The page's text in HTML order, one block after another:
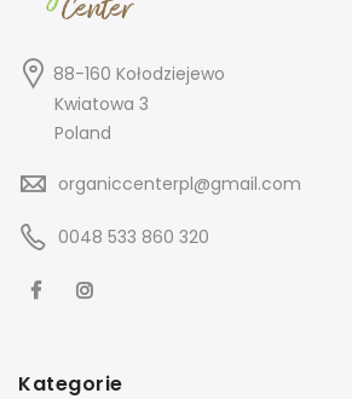
88-160 Kołodziejewo
Kwiatowa 3
Poland
organiccenterpl@gmail.com
0048 533 860 320
Kategorie